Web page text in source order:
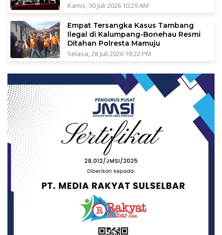
Kamis, 30 Juli 2026 10:29 AM
Empat Tersangka Kasus Tambang
Ilegal di Kalumpang-Bonehau Resmi
Ditahan Polresta Mamuju
Selasa, 28 Juli 2026 19:22 PM